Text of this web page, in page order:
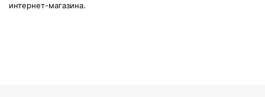
интернет-магазина.